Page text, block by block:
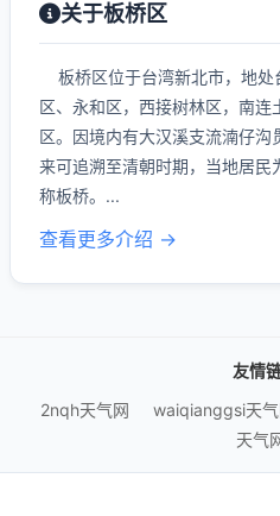
关于板桥区
板桥区位于台湾新北市，地处
区、永和区，西接树林区，南
区。因境内有大汉溪支流湳仔沟
来可追溯至清朝时期，当地居民
称板桥。...
查看更多介绍 →
友情
2nqh天气网
waiqianggsi天
天气